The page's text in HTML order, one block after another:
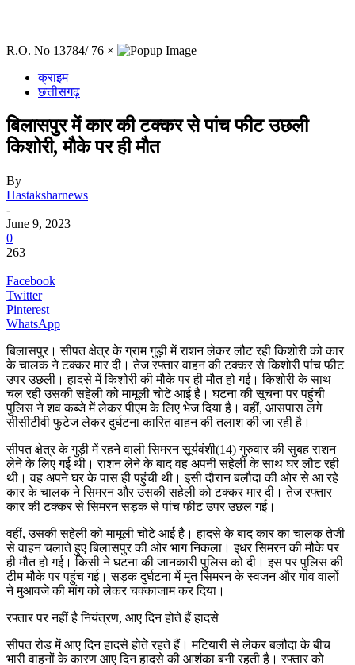
R.O. No 13784/ 76 ×
क्राइम
छत्तीसगढ़
बिलासपुर में कार की टक्कर से पांच फीट उछली
किशोरी, मौके पर ही मौत
By
Hastaksharnews
-
June 9, 2023
0
263
Facebook
Twitter
Pinterest
WhatsApp
बिलासपुर। सीपत क्षेत्र के ग्राम गुड़ी में राशन लेकर लौट रही किशोरी को कार
के चालक ने टक्कर मार दी। तेज रफ्तार वाहन की टक्कर से किशोरी पांच फीट
उपर उछली। हादसे में किशोरी की मौके पर ही मौत हो गई। किशोरी के साथ
चल रही उसकी सहेली को मामूली चोटे आई है। घटना की सूचना पर पहुंची
पुलिस ने शव कब्जे में लेकर पीएम के लिए भेज दिया है। वहीं, आसपास लगे
सीसीटीवी फुटेज लेकर दुर्घटना कारित वाहन की तलाश की जा रही है।
सीपत क्षेत्र के गुड़ी में रहने वाली सिमरन सूर्यवंशी(14) गुरुवार की सुबह राशन
लेने के लिए गई थी। राशन लेने के बाद वह अपनी सहेली के साथ घर लौट रही
थी। वह अपने घर के पास ही पहुंची थी। इसी दौरान बलौदा की ओर से आ रहे
कार के चालक ने सिमरन और उसकी सहेली को टक्कर मार दी। तेज रफ्तार
कार की टक्कर से सिमरन सड़क से पांच फीट उपर उछल गई।
वहीं, उसकी सहेली को मामूली चोटे आई है। हादसे के बाद कार का चालक तेजी
से वाहन चलाते हुए बिलासपुर की ओर भाग निकला। इधर सिमरन की मौके पर
ही मौत हो गई। किसी ने घटना की जानकारी पुलिस को दी। इस पर पुलिस की
टीम मौके पर पहुंच गई। सड़क दुर्घटना में मृत सिमरन के स्वजन और गांव वालों
ने मुआवजे की मांग को लेकर चक्काजाम कर दिया।
रफ्तार पर नहीं है नियंत्रण, आए दिन होते हैं हादसे
सीपत रोड में आए दिन हादसे होते रहते हैं। मटियारी से लेकर बलौदा के बीच
भारी वाहनों के कारण आए दिन हादसे की आशंका बनी रहती है। रफ्तार को